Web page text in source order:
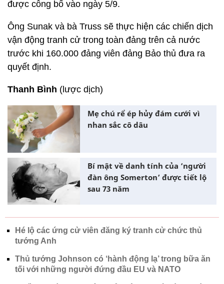
được công bố vào ngày 5/9.
Ông Sunak và bà Truss sẽ thực hiện các chiến dịch
vận động tranh cử trong toàn đảng trên cả nước
trước khi 160.000 đảng viên đảng Bảo thủ đưa ra
quyết định.
Thanh Bình (lược dịch)
Mẹ chú rể ép hủy đám cưới vì
nhan sắc cô dâu
Bí mật về danh tính của ‘người
đàn ông Somerton’ được tiết lộ
sau 73 năm
Hé lộ các ứng cử viên đăng ký tranh cử chức thủ
tướng Anh
Thủ tướng Johnson có ‘hành động lạ’ trong bữa ăn
tối với những người đứng đầu EU và NATO